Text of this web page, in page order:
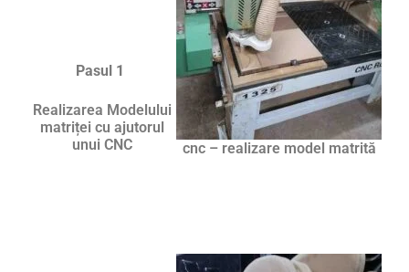
cnc – realizare model matrită
Pasul 1
Realizarea Modelului
matriței cu ajutorul
unui CNC